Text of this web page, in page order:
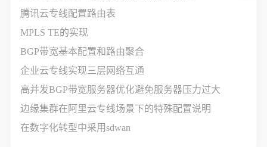
腾讯云专线配置路由表
MPLS TE的实现
BGP带宽基本配置和路由聚合
企业云专线实现三层网络互通
高并发BGP带宽服务器优化避免服务器压力过大
边缘集群在阿里云专线场景下的特殊配置说明
在数字化转型中采用sdwan